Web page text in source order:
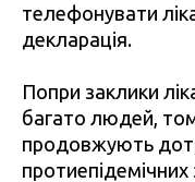
телефонувати
декларація.
Попри заклики
багато людей,
продовжують